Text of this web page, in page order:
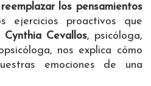
reemplazar los pensamientos
ejercicios proactivos que
Cynthia Cevallos, psicóloga,
nos explica cómo
emociones de una